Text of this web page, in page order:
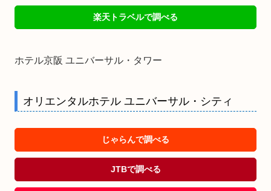
楽天トラベルで調べる
ホテル京阪 ユニバーサル・タワー
オリエンタルホテル ユニバーサル・シティ
じゃらんで調べる
JTBで調べる